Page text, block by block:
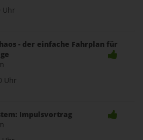
Uhr
- der einfache Fahrplan für
Uhr
Impulsvortrag